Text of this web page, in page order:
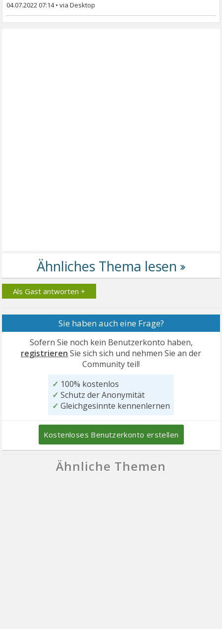
04.07.2022 07:14•
Als Gast antworten +
Sie haben auch eine Frage?
Sofern Sie noch kein Benutzerkonto haben,
registrieren Sie sich sich und nehmen Sie an der
Community teil!
✓ 100% kostenlos
✓ Schutz der Anonymität
✓ Gleichgesinnte kennenlernen
Kostenloses Benutzerkonto erstellen
Ähnliche Themen